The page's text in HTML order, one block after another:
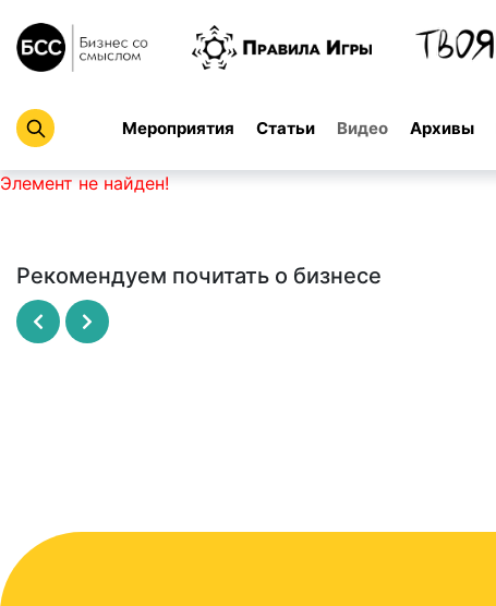
Мероприятия Статьи Видео Архивы
Элемент не найден!
Рекомендуем почитать о бизнесе